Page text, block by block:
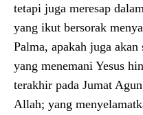
tetapi juga meresap
yang ikut bersorak
Palma, apakah juga
yang menemani Yesus
terakhir pada Jumat
Allah; yang